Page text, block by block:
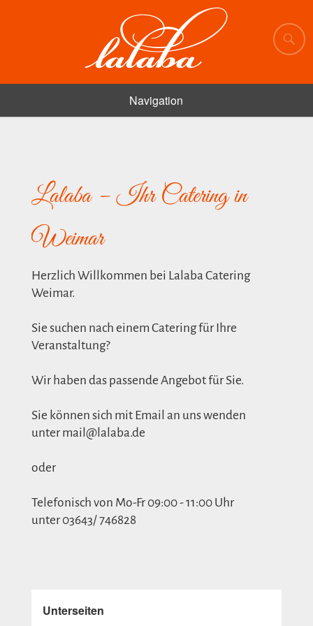
Navigation
Lalaba – Ihr Catering in
Weimar
Herzlich Willkommen bei Lalaba Catering
Weimar.
Sie suchen nach einem Catering für Ihre
Veranstaltung?
Wir haben das passende Angebot für Sie.
Sie können sich mit Email an uns wenden
unter mail@lalaba.de
oder
Telefonisch von Mo-Fr 09:00 - 11:00 Uhr
unter 03643/ 746828
Unterseiten